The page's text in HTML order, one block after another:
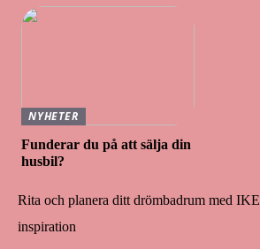
NYHETER
Funderar du på att sälja din
husbil?
Rita och planera ditt drömbadrum med
inspiration